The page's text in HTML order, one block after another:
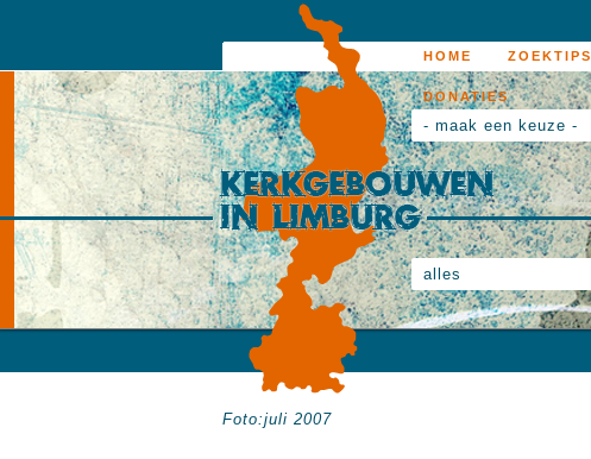
HOME ZOEKTIPS
DONATIES
- maak een keuze -
alles
Foto:juli 2007